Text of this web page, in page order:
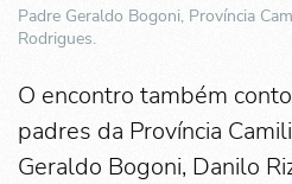
Padre Geraldo Bogoni, Província
Rodrigues.
O encontro também
padres da Província
Geraldo Bogoni, Danilo